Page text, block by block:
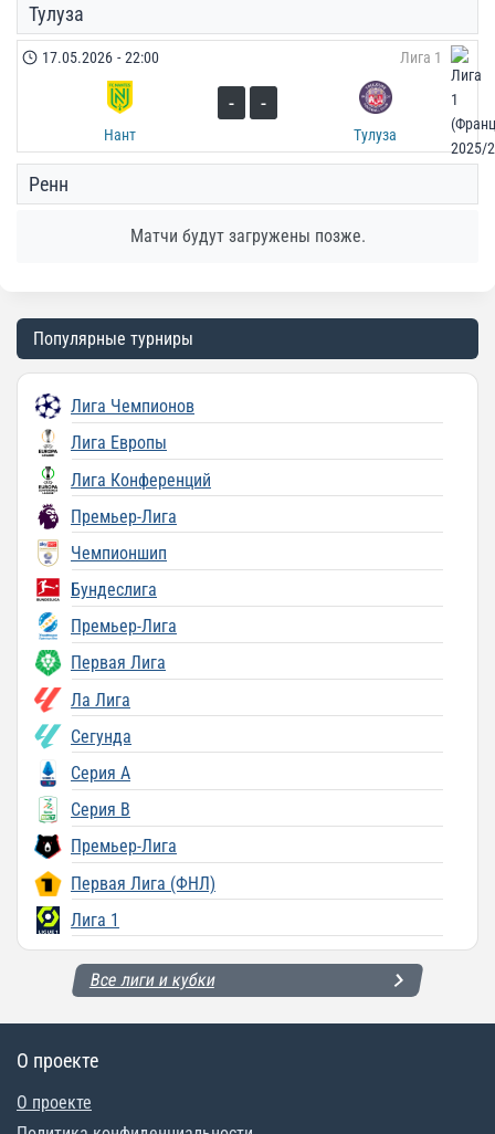
Тулуза
Лига 1
17.05.2026 - 22:00
Нант
- -
Тулуза
Ренн
Матчи будут загружены позже.
Популярные турниры
Лига Чемпионов
Лига Европы
Лига Конференций
Премьер-Лига
Чемпионшип
Бундеслига
Премьер-Лига
Первая Лига
Ла Лига
Сегунда
Серия A
Серия B
Премьер-Лига
Первая Лига (ФНЛ)
Лига 1
Все лиги и кубки
О проекте
О проекте